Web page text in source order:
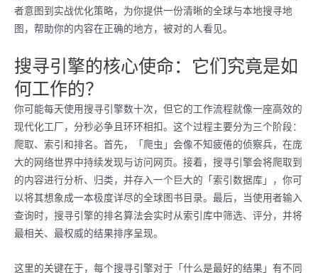
者意图到实战优化策略，为你提供一份清晰的全球与本地搜寻地
图，帮助你的内容在正确的地方，被对的人看见。
搜寻引擎的核心使命：它们究竟是如
何工作的？
你可能每天使用搜寻引擎数十次，但它的工作流程就像一座高效的
现代化工厂，分秒必争且环环相扣。这个过程主要分为三个阶段：
爬取、索引和排名。首先，「爬虫」会像不知疲倦的侦察兵，在庞
大的网络世界中持续发现与访问网页。接着，搜寻引擎会将爬取到
的内容进行分析、归类，并存入一个巨大的「索引数据库」，你可
以将其想象成一本极度详尽的全球图书目录。最后，当使用者输入
查询时，搜寻引擎的排名算法会实时从索引库中筛选、评分，并将
最相关、最权威的结果排序呈现。
这里的关键在于，每个搜寻引擎对于「什么是最好的结果」有不同